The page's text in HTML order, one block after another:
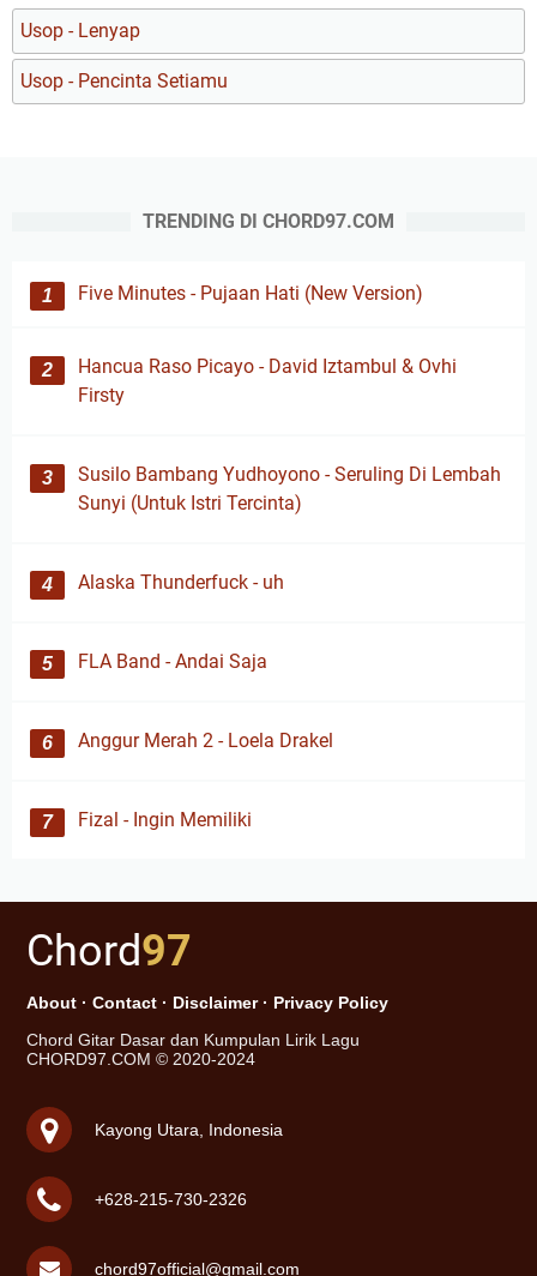
Usop - Lenyap
Usop - Pencinta Setiamu
TRENDING DI CHORD97.COM
Five Minutes - Pujaan Hati (New Version)
Hancua Raso Picayo - David Iztambul & Ovhi
Firsty
Susilo Bambang Yudhoyono - Seruling Di Lembah
Sunyi (Untuk Istri Tercinta)
Alaska Thunderfuck - uh
FLA Band - Andai Saja
Anggur Merah 2 - Loela Drakel
Fizal - Ingin Memiliki
Chord97
About · Contact · Disclaimer· Privacy Policy
Chord Gitar Dasar dan Kumpulan Lirik Lagu
CHORD97.COM © 2020-2024
Kayong Utara, Indonesia
+628-215-730-2326
chord97official@gmail.com